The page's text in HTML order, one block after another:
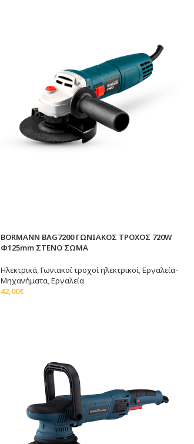
BORMANN BAG7200 ΓΩΝΙΑΚΟΣ ΤΡΟΧΟΣ 720W
Φ125mm ΣΤΕΝΟ ΣΩΜΑ
Ηλεκτρικά,Γωνιακοί τροχοί ηλεκτρικοί,Εργαλεία-
Μηχανήματα,Εργαλεία
42,00€